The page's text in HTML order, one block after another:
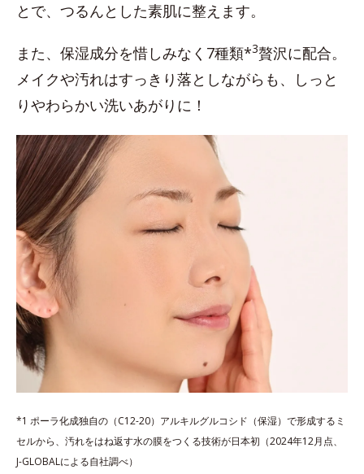
とで、つるんとした素肌に整えます。
また、保湿成分を惜しみなく7種類*3贅沢に配合。
メイクや汚れはすっきり落としながらも、しっと
りやわらかい洗いあがりに！
*1 ポーラ化成独自の（C12-20）アルキルグルコシド（保湿）で形成するミ
セルから、汚れをはね返す水の膜をつくる技術が日本初（2024年12月点、
J-GLOBALによる自社調べ）